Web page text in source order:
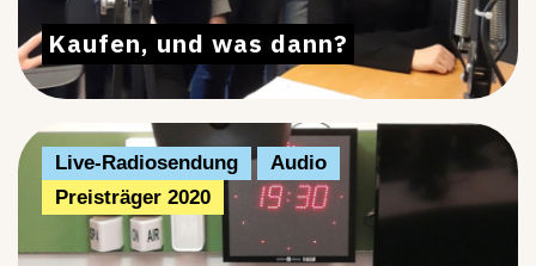
Kaufen, und was dann?
Live-Radiosendung
Audio
Preisträger 2020